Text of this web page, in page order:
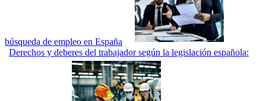
búsqueda de empleo en España
Derechos y deberes del trabajador según la legislación española: